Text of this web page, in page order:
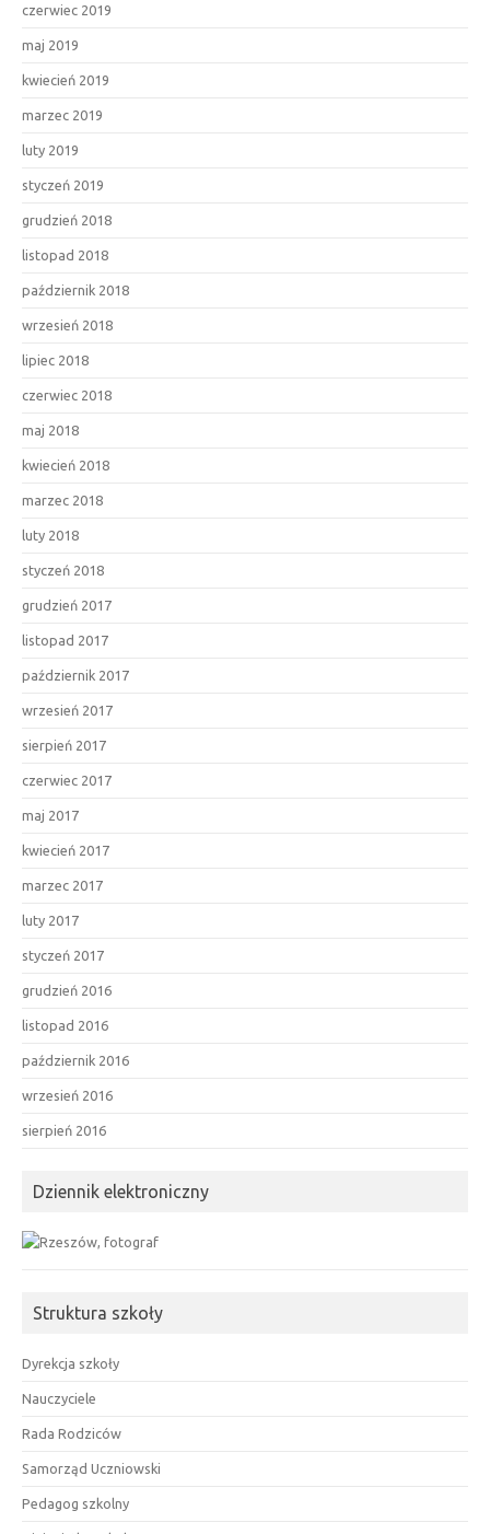
czerwiec 2019
maj 2019
kwiecień 2019
marzec 2019
luty 2019
styczeń 2019
grudzień 2018
listopad 2018
październik 2018
wrzesień 2018
lipiec 2018
czerwiec 2018
maj 2018
kwiecień 2018
marzec 2018
luty 2018
styczeń 2018
grudzień 2017
listopad 2017
październik 2017
wrzesień 2017
sierpień 2017
czerwiec 2017
maj 2017
kwiecień 2017
marzec 2017
luty 2017
styczeń 2017
grudzień 2016
listopad 2016
październik 2016
wrzesień 2016
sierpień 2016
Dziennik elektroniczny
Struktura szkoły
Dyrekcja szkoły
Nauczyciele
Rada Rodziców
Samorząd Uczniowski
Pedagog szkolny